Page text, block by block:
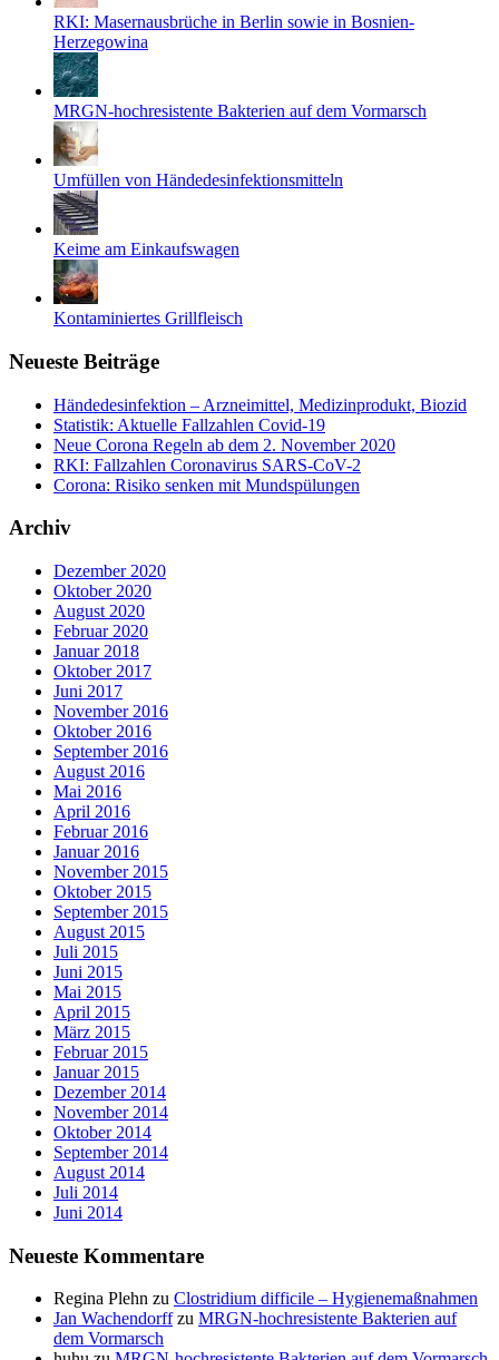
RKI: Masernausbrüche in Berlin sowie in Bosnien-
Herzegowina
MRGN-hochresistente Bakterien auf dem Vormarsch
Umfüllen von Händedesinfektionsmitteln
Keime am Einkaufswagen
Kontaminiertes Grillfleisch
Neueste Beiträge
Händedesinfektion – Arzneimittel, Medizinprodukt, Biozid
Statistik: Aktuelle Fallzahlen Covid-19
Neue Corona Regeln ab dem 2. November 2020
RKI: Fallzahlen Coronavirus SARS-CoV-2
Corona: Risiko senken mit Mundspülungen
Archiv
Dezember 2020
Oktober 2020
August 2020
Februar 2020
Januar 2018
Oktober 2017
Juni 2017
November 2016
Oktober 2016
September 2016
August 2016
Mai 2016
April 2016
Februar 2016
Januar 2016
November 2015
Oktober 2015
September 2015
August 2015
Juli 2015
Juni 2015
Mai 2015
April 2015
März 2015
Februar 2015
Januar 2015
Dezember 2014
November 2014
Oktober 2014
September 2014
August 2014
Juli 2014
Juni 2014
Neueste Kommentare
Regina Plehn zu Clostridium difficile – Hygienemaßnahmen
Jan Wachendorffzu MRGN-hochresistente Bakterien auf
dem Vormarsch